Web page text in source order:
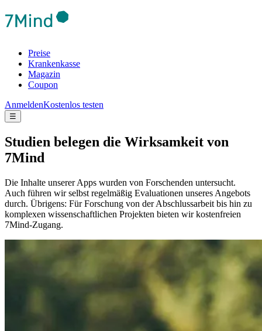
Preise
Krankenkasse
Magazin
Coupon
AnmeldenKostenlos testen
☰
Studien belegen die Wirksamkeit von
7Mind
Die Inhalte unserer Apps wurden von Forschenden untersucht.
Auch führen wir selbst regelmäßig Evaluationen unseres Angebots
durch. Übrigens: Für Forschung von der Abschlussarbeit bis hin zu
komplexen wissenschaftlichen Projekten bieten wir kostenfreien
7Mind-Zugang.